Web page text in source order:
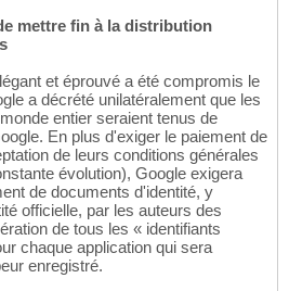
mettre fin à la distribution
et éprouvé a été compromis le
a décrété unilatéralement que les
entier seraient tenus de
En plus d'exiger le paiement de
de leurs conditions générales
évolution), Google exigera
de documents d'identité, y
officielle, par les auteurs des
de tous les « identifiants
chaque application qui sera
enregistré.